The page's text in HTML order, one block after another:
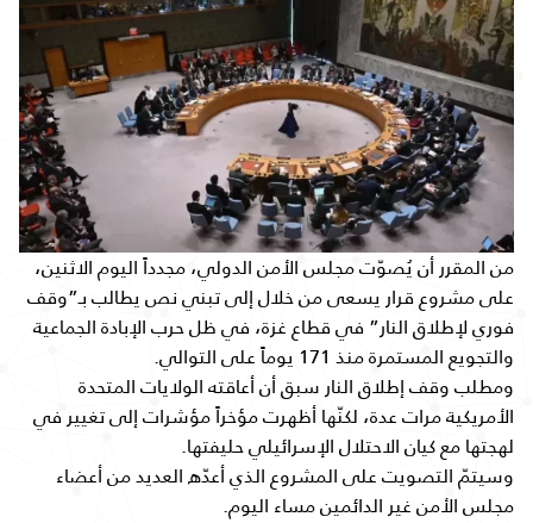
من المقرر أن يُصوّت مجلس الأمن الدولي، مجدداً اليوم الاثنين،
على مشروع قرار يسعى من خلال إلى تبني نص يطالب بـ”وقف
فوري لإطلاق النار” في قطاع غزة، في ظل حرب الإبادة الجماعية
والتجويع المستمرة منذ 171 يوماً على التوالي.
ومطلب وقف إطلاق النار سبق أن أعاقته الولايات المتحدة
الأمريكية مرات عدة، لكنّها أظهرت مؤخراً مؤشرات إلى تغيير في
لهجتها مع كيان الاحتلال الإسرائيلي حليفتها.
وسيتمّ التصويت على المشروع الذي أعدّه العديد من أعضاء
مجلس الأمن غير الدائمين مساء اليوم.